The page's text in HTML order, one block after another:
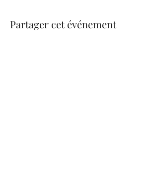
Partager cet événement